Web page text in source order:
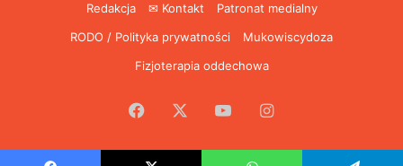
Redakcja
✉ Kontakt
Patronat medialny
RODO / Polityka prywatności
Mukowiscydoza
Fizjoterapia oddechowa
Facebook YouTubeInstagram